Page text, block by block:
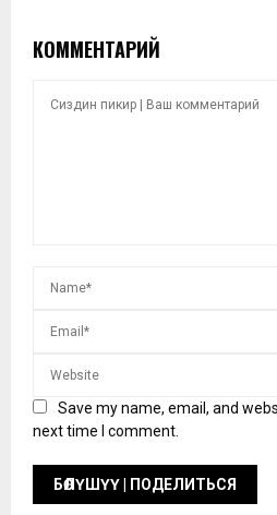
КОММЕНТАРИЙ
Save my name, email, and
next time I comment.